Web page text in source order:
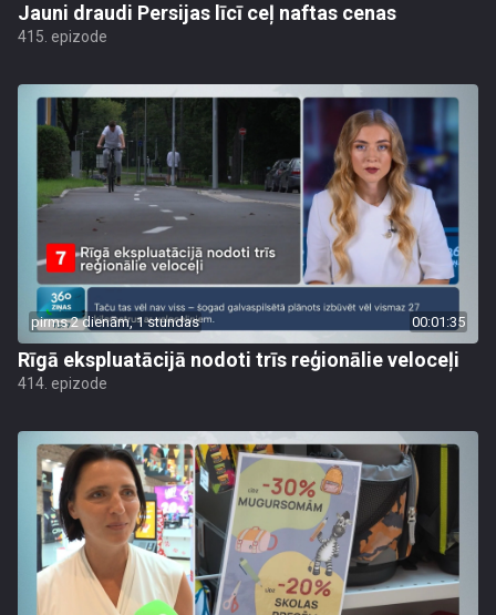
Jauni draudi Persijas līcī ceļ naftas cenas
415. epizode
pirms 2 dienām, 1 stundas 00:01:35
Rīgā ekspluatācijā nodoti trīs reģionālie veloceļi
414. epizode